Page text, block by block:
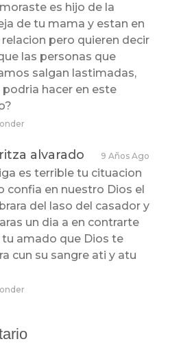
es hijo de la
de tu mama y estan en
relacion pero quieren decir
las personas que
salgan lastimadas,
podria hacer en este
alvarado 9 Años Ago
es terrible tu cituacion
confia en nuestro Dios el
del laso del casador y
un dia a en contrarte
tu amado que Dios te
cun su sangre ati y atu